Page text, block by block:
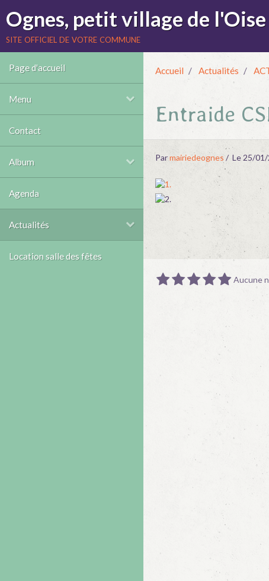
Ognes, petit village de
site officiel de votre commune
Page d'accueil
Menu
Contact
Album
Agenda
Actualités
Location salle des fêtes
Accueil Actualités
Entraide
Parmairiedeognes Le 25/
Aucune